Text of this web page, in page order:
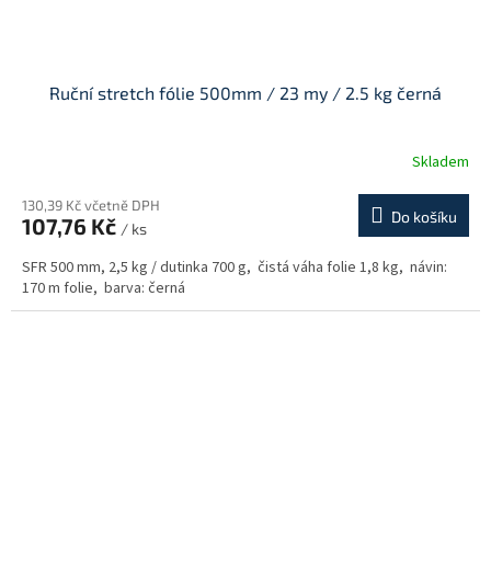
Ruční stretch fólie 500mm / 23 my / 2.5 kg černá
Skladem
130,39 Kč včetně DPH
107,76 Kč / ks
Do košíku
SFR 500 mm, 2,5 kg / dutinka 700 g, čistá váha folie 1,8 kg, návin:
170 m folie, barva: černá